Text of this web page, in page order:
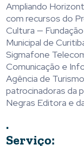
Ampliando
com recursos do
Cultura —
Municipal de
Sigmafone
Comunicação e
Agência de
patrocinadoras da
Negras Editora e
.
Serviço: